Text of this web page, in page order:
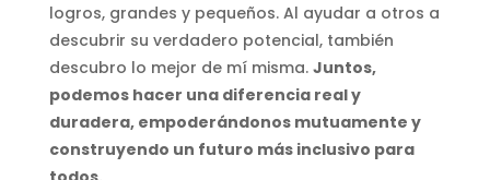
logros, grandes y pequeños. Al ayudar a otros a
descubrir su verdadero potencial, también
descubro lo mejor de mí misma. Juntos,
podemos hacer una diferencia real y
duradera, empoderándonos mutuamente y
construyendo un futuro más inclusivo para